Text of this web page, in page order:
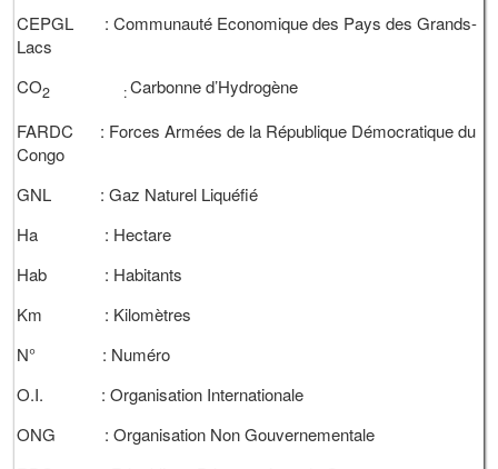
CEPGL : Communauté Economique des Pays des Grands-
Lacs
CO2 :Carbonne d’Hydrogène
FARDC : Forces Armées de la République Démocratique du
Congo
GNL : Gaz Naturel Liquéfié
Ha : Hectare
Hab : Habitants
Km : Kilomètres
N° : Numéro
O.I. : Organisation Internationale
ONG : Organisation Non Gouvernementale